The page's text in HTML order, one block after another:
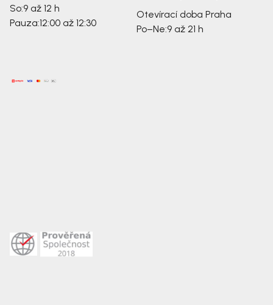
So:9 až 12 h
Pauza:12:00 až 12:30
Otevírací doba Praha
Po–Ne:9 až 21 h